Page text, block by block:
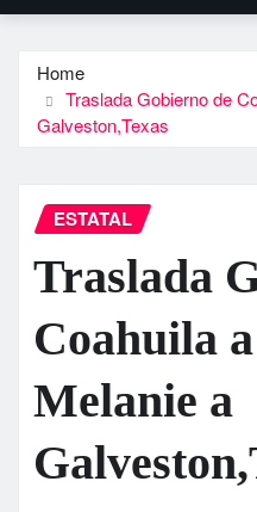
Home
Traslada Gobierno de
Galveston,Texas
ESTATAL
Traslada
Coahuila
Melanie a